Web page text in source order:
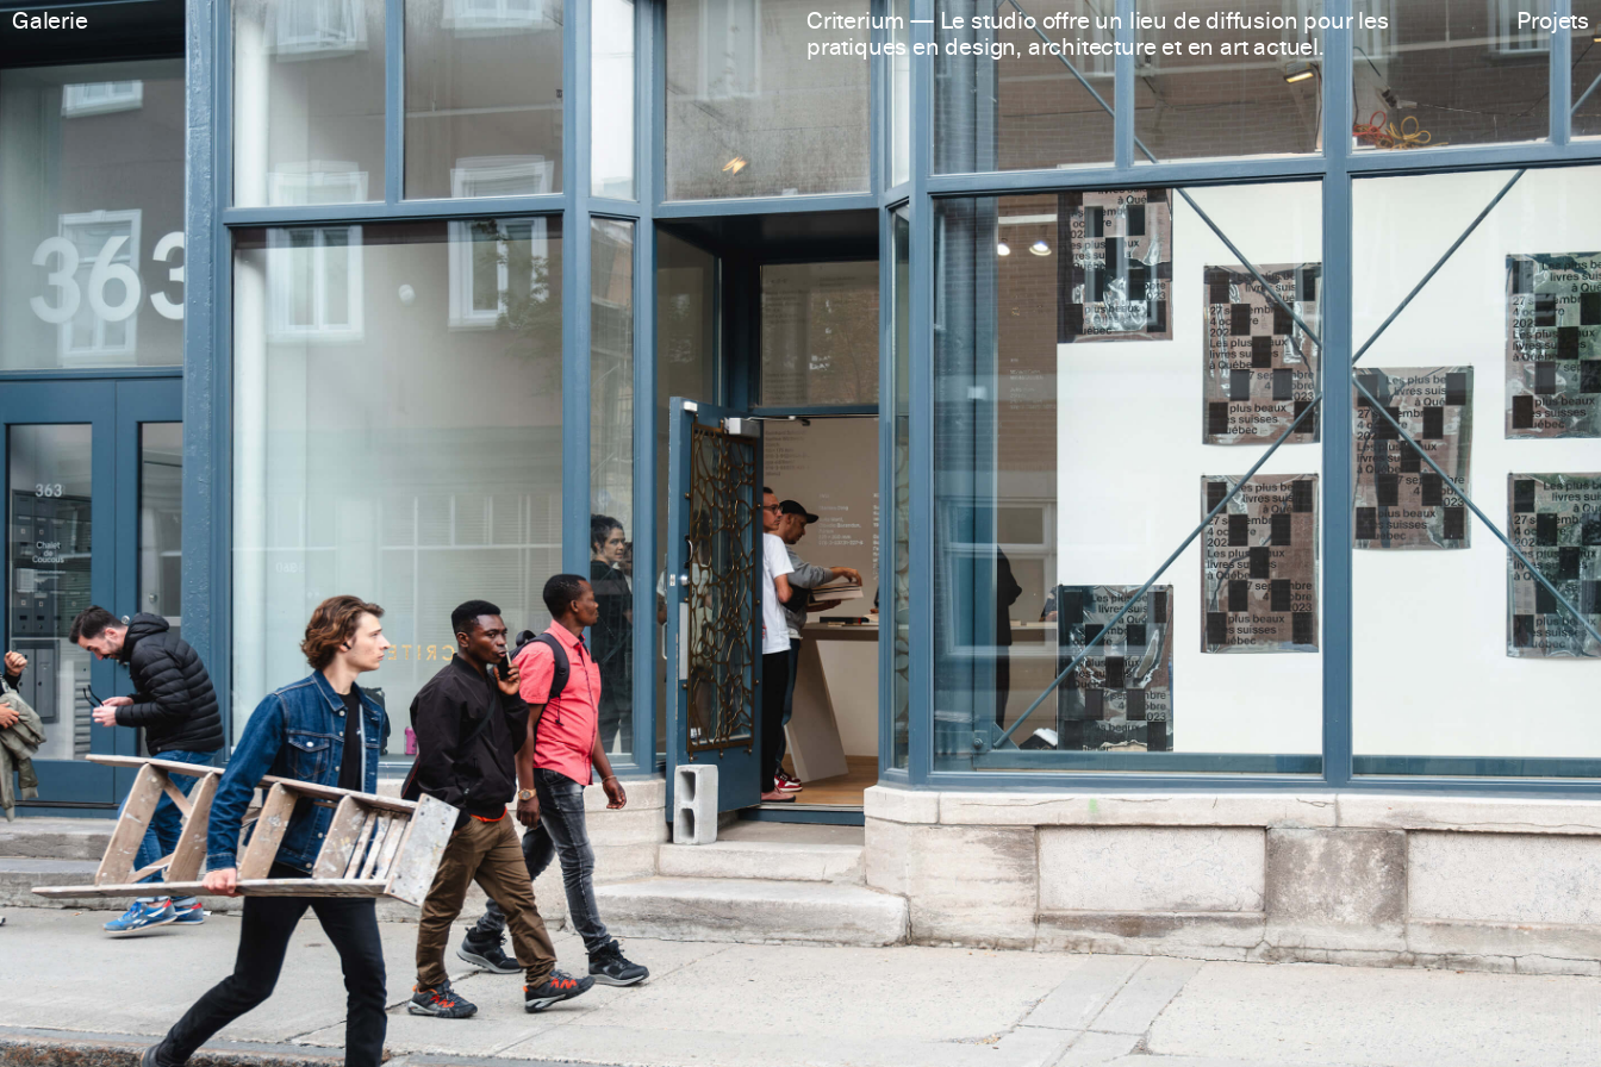
Projets
Galerie Criterium — Le studio offre un lieu de diffusion pour les
pratiques en design, architecture et en art actuel.